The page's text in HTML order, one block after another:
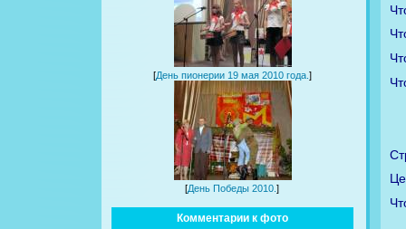
[День пионерии 19 мая 2010 года. ]
[День Победы 2010.]
Комментарии к фото